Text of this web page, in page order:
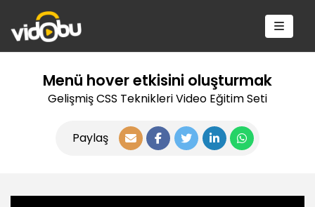
Menü hover etkisini oluşturmak
Gelişmiş CSS Teknikleri Video Eğitim Seti
Paylaş